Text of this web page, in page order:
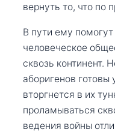
вернуть то, что по
В пути ему
человеческое
сквозь континент.
аборигенов готовы
вторгнется в их
проламываться
ведения войны